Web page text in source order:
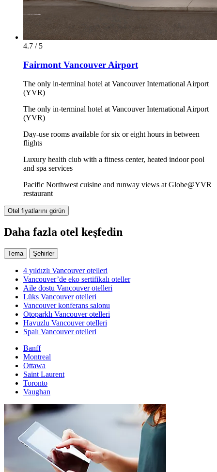
4.7 / 5
Fairmont Vancouver Airport
The only in-terminal hotel at Vancouver International Airport
(YVR)
The only in-terminal hotel at Vancouver International Airport
(YVR)
Day-use rooms available for six or eight hours in between
flights
Luxury health club with a fitness center, heated indoor pool
and spa services
Pacific Northwest cuisine and runway views at Globe@YVR
restaurant
Otel fiyatlarını görün
Daha fazla otel keşfedin
Tema Şehirler
4 yıldızlı Vancouver otelleri
Vancouver’de eko sertifikalı oteller
Aile dostu Vancouver otelleri
Lüks Vancouver otelleri
Vancouver konferans salonu
Otoparklı Vancouver otelleri
Havuzlu Vancouver otelleri
Spalı Vancouver otelleri
Banff
Montreal
Ottawa
Saint Laurent
Toronto
Vaughan